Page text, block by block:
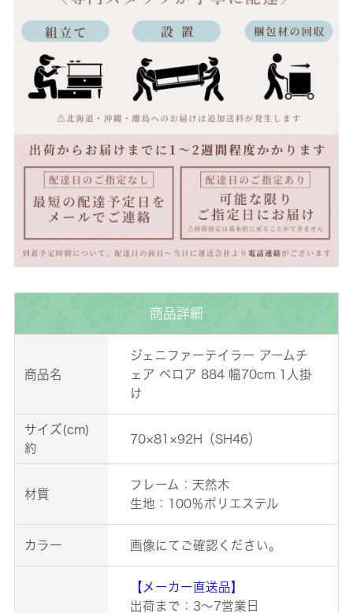
商品詳細
商品名
ジェニファーテイラー アームチ
ェア ベロア 884 幅70cm 1人掛
け
サイズ(cm)
約
70×81×92H（SH46）
材質
フレーム：天然木
生地：100％ポリエステル
カラー 画像にてご確認ください。
【メーカー直送品】
出荷まで：3～7営業日